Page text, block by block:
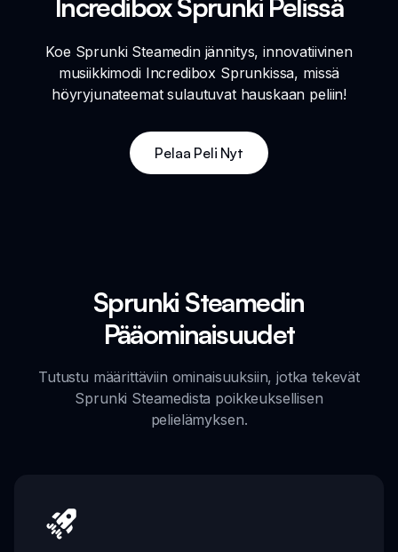
Incredibox Sprunki Pelissä
Koe Sprunki Steamedin jännitys, innovatiivinen
musiikkimodi Incredibox Sprunkissa, missä
höyryjunateemat sulautuvat hauskaan peliin!
Pelaa Peli Nyt
Sprunki Steamedin
Pääominaisuudet
Tutustu määrittäviin ominaisuuksiin, jotka tekevät
Sprunki Steamedista poikkeuksellisen
pelielämyksen.